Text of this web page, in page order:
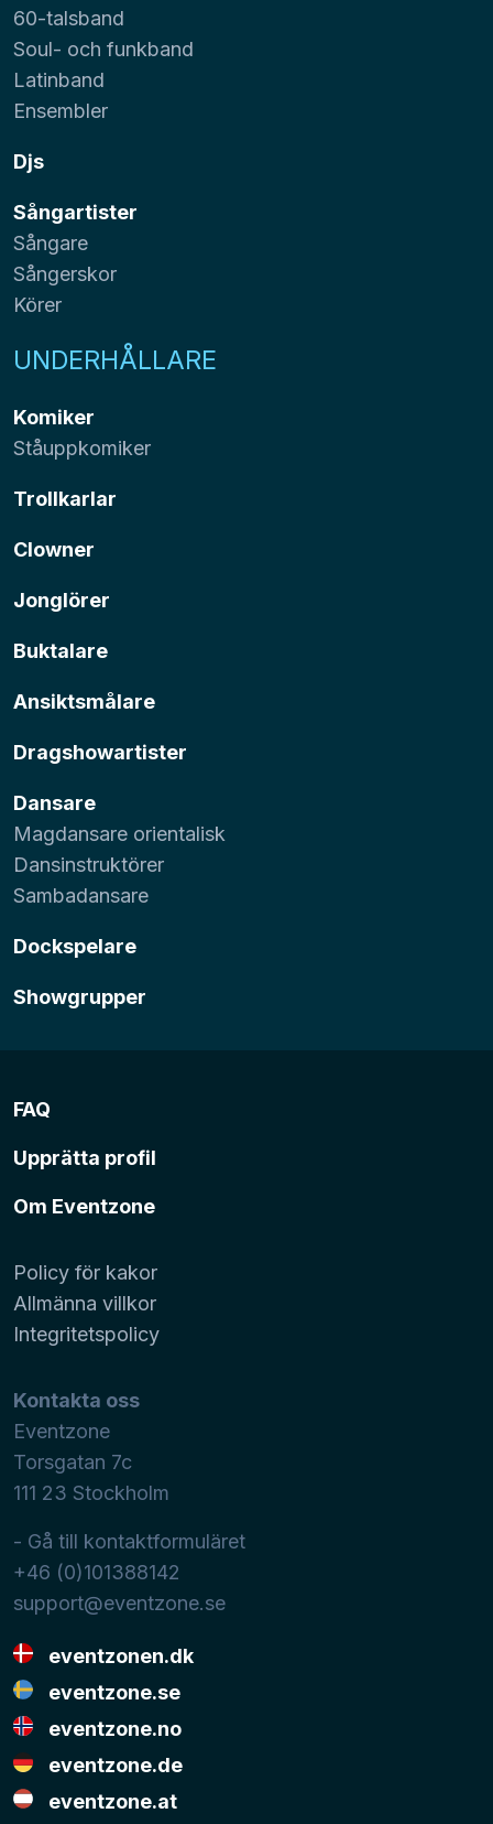
60-talsband
Soul- och funkband
Latinband
Ensembler
Djs
Sångartister
Sångare
Sångerskor
Körer
UNDERHÅLLARE
Komiker
Ståuppkomiker
Trollkarlar
Clowner
Jonglörer
Buktalare
Ansiktsmålare
Dragshowartister
Dansare
Magdansare orientalisk
Dansinstruktörer
Sambadansare
Dockspelare
Showgrupper
FAQ
Upprätta profil
Om Eventzone
Policy för kakor
Allmänna villkor
Integritetspolicy
Kontakta oss
Eventzone
Torsgatan 7c
111 23 Stockholm
- Gå till kontaktformuläret
+46 (0)101388142
support@eventzone.se
eventzonen.dk
eventzone.se
eventzone.no
eventzone.de
eventzone.at